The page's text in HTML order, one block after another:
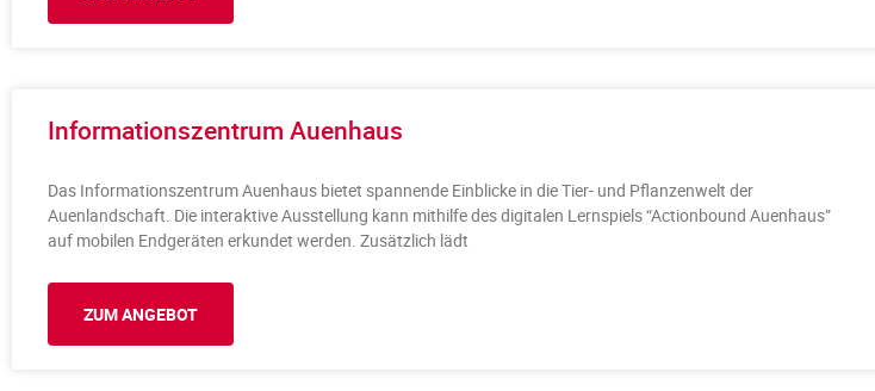
Informationszentrum Auenhaus
Das Informationszentrum Auenhaus bietet spannende Einblicke in die Tier- und Pflanzenwelt der
Auenlandschaft. Die interaktive Ausstellung kann mithilfe des digitalen Lernspiels “Actionbound Auenhaus”
auf mobilen Endgeräten erkundet werden. Zusätzlich lädt
ZUM ANGEBOT